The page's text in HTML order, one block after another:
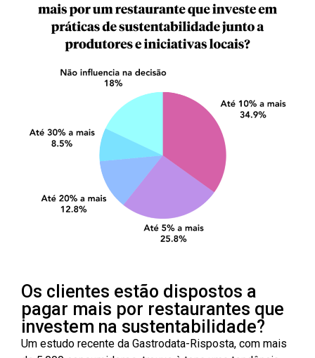
Os clientes estão dispostos a
pagar mais por restaurantes que
investem na sustentabilidade?
Um estudo recente da Gastrodata-Risposta, com mais